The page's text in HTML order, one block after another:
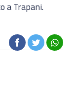
a Trapani.